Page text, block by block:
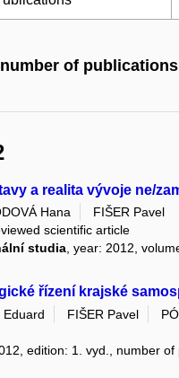
of
a realita vývoje ne/
Hana
FIŠER Pavel
scientific article
studia, year: 2012,
řízení krajské
Eduard FIŠER Pavel
edition: 1. vyd., number of